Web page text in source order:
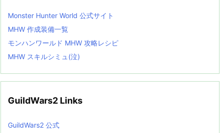
Monster Hunter World 公式サイト
MHW 作成装備一覧
モンハンワールド MHW 攻略レシピ
MHW スキルシミュ(泣)
GuildWars2 Links
GuildWars2 公式